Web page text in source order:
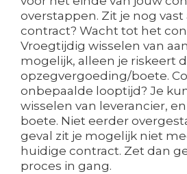
overstappen. Zit je nog vast
contract? Wacht tot het
Vroegtijdig wisselen van
mogelijk, alleen je riskeert
opzegvergoeding/boete.
onbepaalde looptijd? Je
wisselen van leverancier,
boete. Niet eerder
geval zit je mogelijk niet
huidige contract. Zet dan
proces in gang.